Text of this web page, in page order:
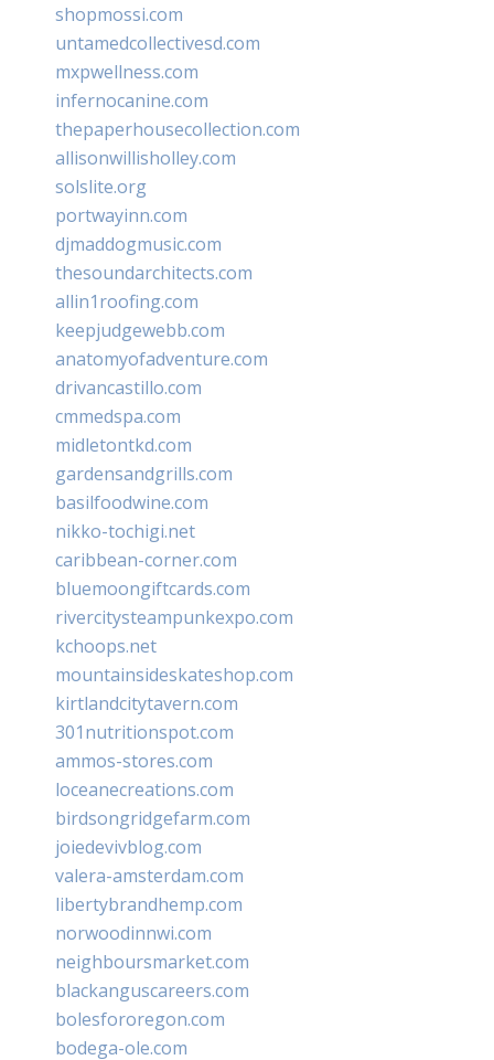
shopmossi.com
untamedcollectivesd.com
mxpwellness.com
infernocanine.com
thepaperhousecollection.com
allisonwillisholley.com
solslite.org
portwayinn.com
djmaddogmusic.com
thesoundarchitects.com
allin1roofing.com
keepjudgewebb.com
anatomyofadventure.com
drivancastillo.com
cmmedspa.com
midletontkd.com
gardensandgrills.com
basilfoodwine.com
nikko-tochigi.net
caribbean-corner.com
bluemoongiftcards.com
rivercitysteampunkexpo.com
kchoops.net
mountainsideskateshop.com
kirtlandcitytavern.com
301nutritionspot.com
ammos-stores.com
loceanecreations.com
birdsongridgefarm.com
joiedevivblog.com
valera-amsterdam.com
libertybrandhemp.com
norwoodinnwi.com
neighboursmarket.com
blackanguscareers.com
bolesfororegon.com
bodega-ole.com